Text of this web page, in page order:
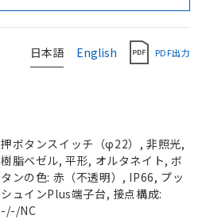
日本語 English PDF出力
押ボタンスイッチ（φ22）, 非照光,
樹脂ベゼル, 平形, オルタネイト, ボ
タンの色: 赤（不透明）, IP66, プッ
シュインPlus端子台, 接点構成:
-/-/NC